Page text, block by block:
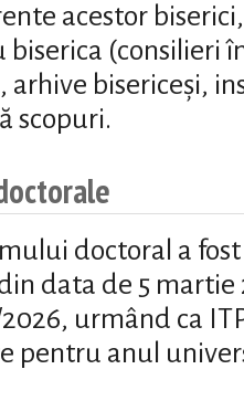
acestor
biserica (consilieri
arhive bisericeși,
scopuri.
doctoral a
data de 5
urmând ca
pentru anul